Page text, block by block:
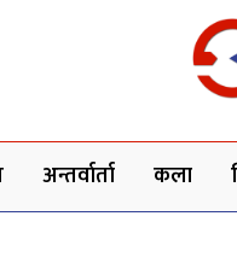
अन्तर्वार्ता कला